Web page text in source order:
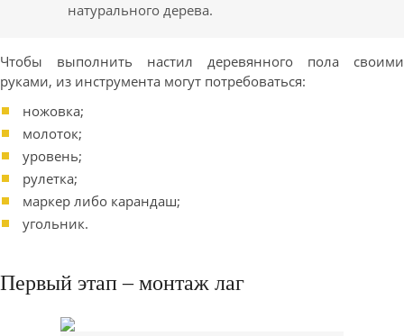
натурального дерева.
Чтобы выполнить настил деревянного пола своими
руками, из инструмента могут потребоваться:
ножовка;
молоток;
уровень;
рулетка;
маркер либо карандаш;
угольник.
Первый этап – монтаж лаг